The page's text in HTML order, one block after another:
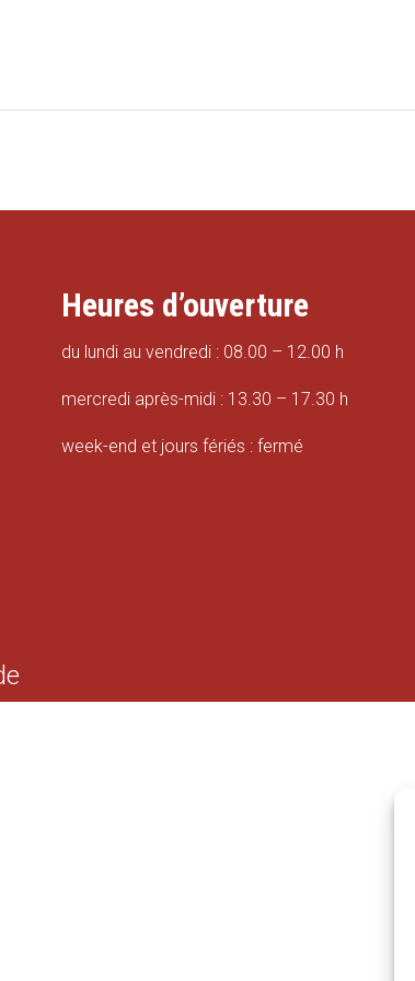
Heures d’ouverture
du lundi au vendredi : 08.00 – 12.00 h
mercredi après-midi : 13.30 – 17.30 h
week-end et jours fériés : fermé